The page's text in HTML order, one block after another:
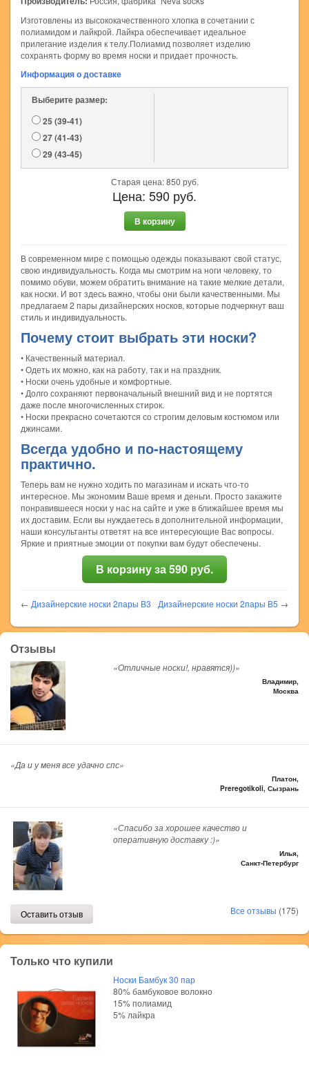
Изготовлены из высококачественного хлопка в сочетании с
полиамидом и лайкрой. Лайкра обеспечивает идеальное
прилегание изделия к телу.Полиамид позволяет изделию
сохранять форму во время носки и придает прочность.
Информация о доставке
Выберите размер:
25 (39-41)
27 (41-43)
29 (43-45)
Старая цена:850 руб.
Цена: 590 руб.
В корзину
В современном мире с помощью одежды показывают свой статус,
свою индивидуальность. Когда мы смотрим на ноги человеку, то
помимо обуви, можем обратить внимание на такие мелкие детали,
как носки. И вот здесь важно, чтобы они были качественными. Мы
предлагаем 2 пары дизайнерских носков, которые подчеркнут ваш
стиль и индивидуальность.
Почему стоит выбрать эти носки?
• Качественный материал.
• Одеть их можно, как на работу, так и на праздник.
• Носки очень удобные и комфортные.
• Долго сохраняют первоначальный внешний вид и не портятся
даже после многочисленных стирок.
• Носки прекрасно сочетаются со строгим деловым костюмом или
джинсами.
Всегда удобно и по-настоящему
практично.
Теперь вам не нужно ходить по магазинам и искать что-то
интересное. Мы экономим Ваше время и деньги. Просто закажите
понравившееся носки у нас на сайте и уже в ближайшее время мы
их доставим. Если вы нуждаетесь в дополнительной информации,
наши консультанты ответят на все интересующие Вас вопросы.
Яркие и приятные эмоции от покупки вам будут обеспечены.
В корзину за 590 руб.
← Дизайнерские носки 2пары В3 Дизайнерские носки 2пары В5 →
Отзывы
«Отличные носки!, нравятся))»
Владимир,
Москва
«Да и у меня все удачно спс»
Платон,
Preregotikoli, Сызрань
«Спасибо за хорошее качество и
оперативную доставку :)»
Илья,
Санкт-Петербург
Оставить отзыв Все отзывы (175)
Только что купили
Носки Бамбук 30 пар
80% бамбуковое волокно
15% полиамид
5% лайкра